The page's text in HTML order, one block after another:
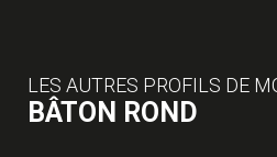
LES AUTRES PROFILS DE
BÂTON ROND